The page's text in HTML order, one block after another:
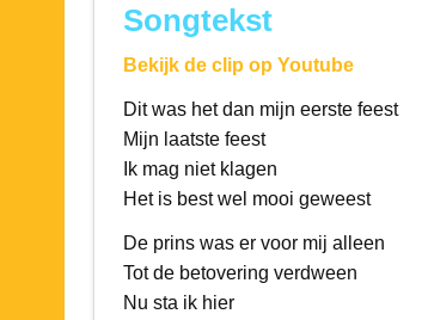
Songtekst
Bekijk de clip op Youtube
Dit was het dan mijn eerste feest
Mijn laatste feest
Ik mag niet klagen
Het is best wel mooi geweest
De prins was er voor mij alleen
Tot de betovering verdween
Nu sta ik hier